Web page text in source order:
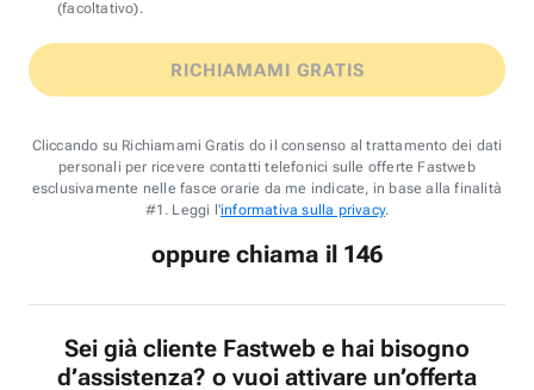
(facoltativo).
RICHIAMAMI GRATIS
Cliccando su Richiamami Gratis do il consenso al trattamento dei dati
personali per ricevere contatti telefonici sulle offerte Fastweb
esclusivamente nelle fasce orarie da me indicate, in base alla finalità
#1. Leggi l'informativa sulla privacy.
oppure chiama il 146
Sei già cliente Fastweb e hai bisogno
d’assistenza? o vuoi attivare un’offerta